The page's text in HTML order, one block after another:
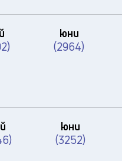
юни
(2964)
юни
(3252)